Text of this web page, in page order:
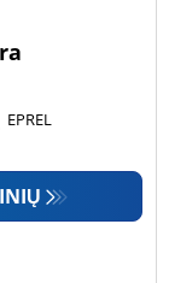
EPREL